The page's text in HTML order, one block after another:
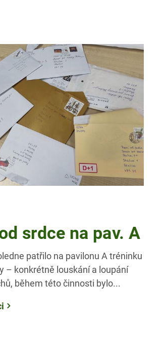
srdce na pav. A
patřilo na pavilonu A tréninku
– konkrétně louskání a loupání
během této činnosti bylo...